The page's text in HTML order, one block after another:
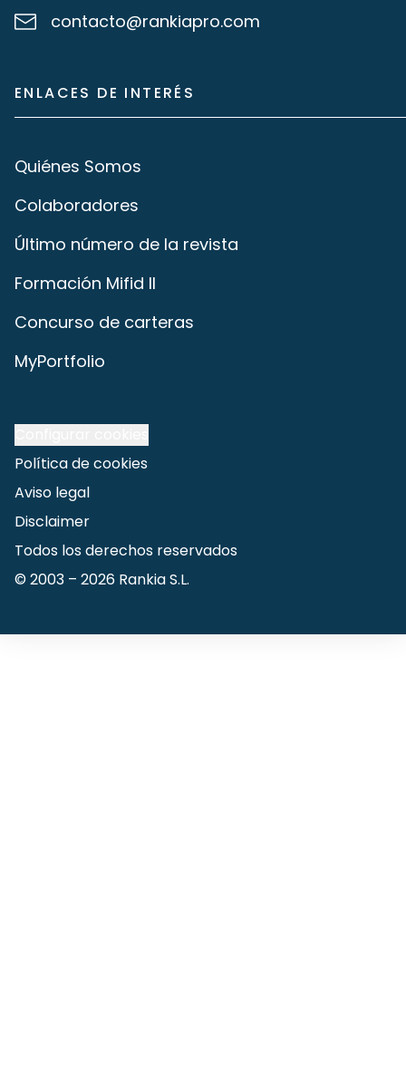
contacto@rankiapro.com
ENLACES DE INTERÉS
Quiénes Somos
Colaboradores
Último número de la revista
Formación Mifid II
Concurso de carteras
MyPortfolio
Política de cookies
Aviso legal
Disclaimer
Todos los derechos reservados
© 2003 – 2026 Rankia S.L.